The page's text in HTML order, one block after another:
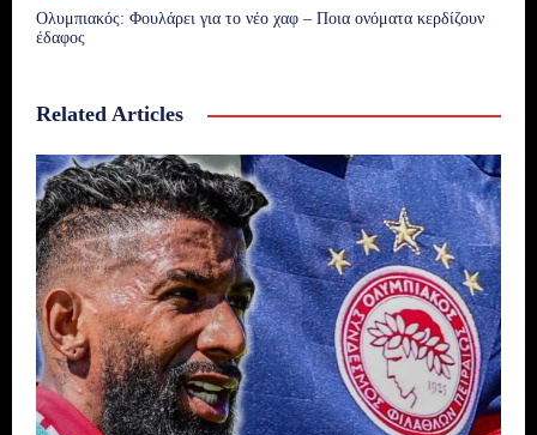
Ολυμπιακός: Φουλάρει για το νέο χαφ – Ποια ονόματα κερδίζουν
έδαφος
Related Articles